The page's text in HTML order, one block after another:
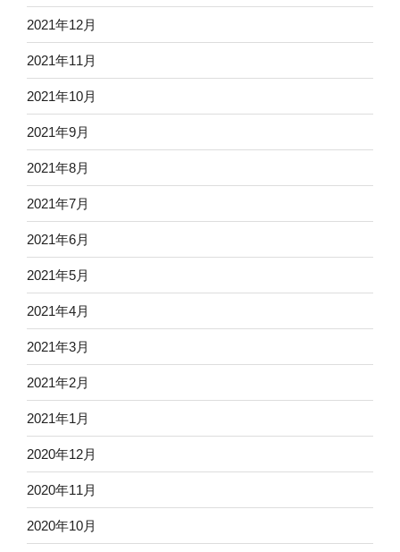
2021年12月
2021年11月
2021年10月
2021年9月
2021年8月
2021年7月
2021年6月
2021年5月
2021年4月
2021年3月
2021年2月
2021年1月
2020年12月
2020年11月
2020年10月